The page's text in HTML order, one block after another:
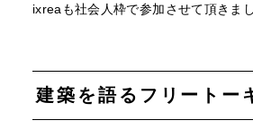
ixreaも社会人枠で参加させて頂きまし
建築を語るフリートー